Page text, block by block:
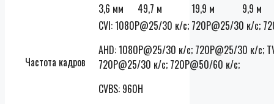
3,6 мм 49,7 м 19,9 м 9,9 м
Частота кадров
CVI: 1080P@25/30 к/с; 720P@25/30 к/с;
AHD: 1080P@25/30 к/с; 720P@25/30 к/с;
720P@25/30 к/с; 720P@50/60 к/с;
CVBS: 960H